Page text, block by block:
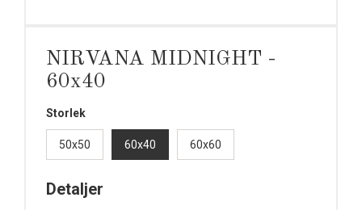
NIRVANA MIDNIGHT -
60x40
Storlek
50x50 60x40 60x60
Detaljer